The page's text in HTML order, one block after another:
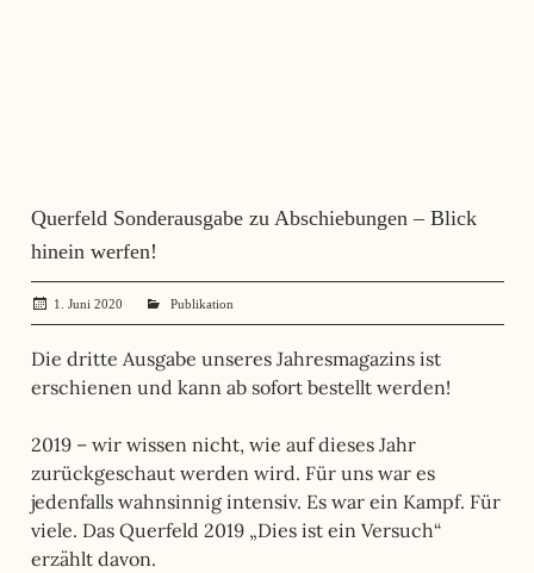
Querfeld Sonderausgabe zu Abschiebungen – Blick
hinein werfen!
1. Juni 2020 administrator
Publikation
Die dritte Ausgabe unseres Jahresmagazins ist
erschienen und kann ab sofort bestellt werden!
2019 – wir wissen nicht, wie auf dieses Jahr
zurückgeschaut werden wird. Für uns war es
jedenfalls wahnsinnig intensiv. Es war ein Kampf. Für
viele. Das Querfeld 2019 „Dies ist ein Versuch“
erzählt davon.